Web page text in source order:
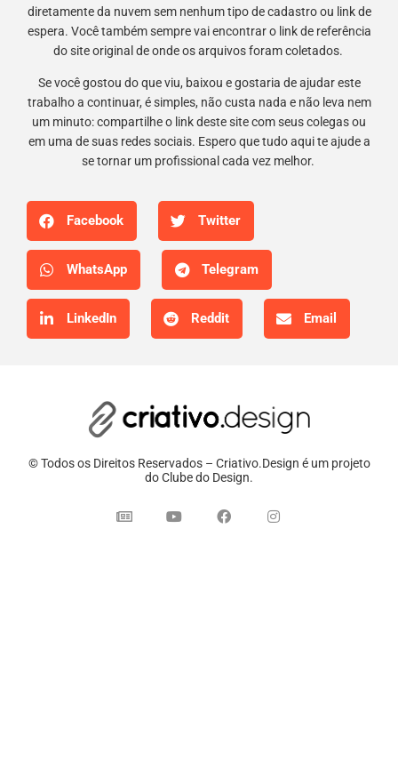
diretamente da nuvem sem nenhum tipo de cadastro ou link de
espera. Você também sempre vai encontrar o link de referência
do site original de onde os arquivos foram coletados.
Se você gostou do que viu, baixou e gostaria de ajudar este
trabalho a continuar, é simples, não custa nada e não leva nem
um minuto: compartilhe o link deste site com seus colegas ou
em uma de suas redes sociais. Espero que tudo aqui te ajude a
se tornar um profissional cada vez melhor.
Facebook Twitter
WhatsApp Telegram
LinkedIn Reddit Email
© Todos os Direitos Reservados – Criativo.Design é um projeto
do Clube do Design.